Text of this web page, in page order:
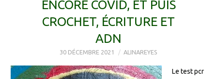
ENCORE COVID, ET PUIS
CROCHET, ÉCRITURE ET
ADN
30 DÉCEMBRE 2021 ALINAREYES
Le test pcr